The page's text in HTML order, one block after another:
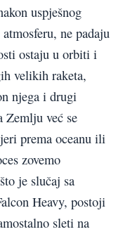
uspješnog
ne padaju
ostaju u orbiti i
velikih raketa,
njega i drugi
Zemlju već se
prema oceanu ili
zovemo
je slučaj sa
Heavy, postoji
sleti na